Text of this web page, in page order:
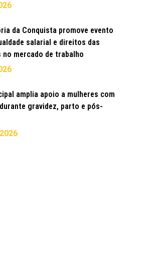
da Conquista promove evento
salarial e direitos das
no mercado de trabalho
amplia apoio a mulheres com
gravidez, parto e pós-